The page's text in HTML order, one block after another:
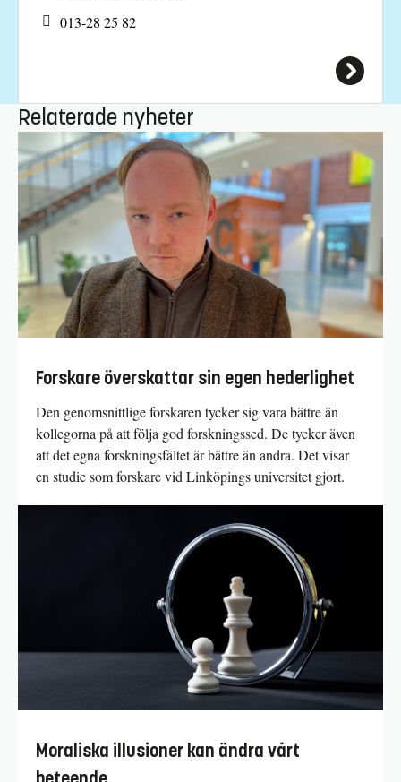
013-28 25 82
Relaterade nyheter
Forskare överskattar sin egen hederlighet
Den genomsnittlige forskaren tycker sig vara bättre än
kollegorna på att följa god forskningssed. De tycker även
att det egna forskningsfältet är bättre än andra. Det visar
en studie som forskare vid Linköpings universitet gjort.
Moraliska illusioner kan ändra vårt